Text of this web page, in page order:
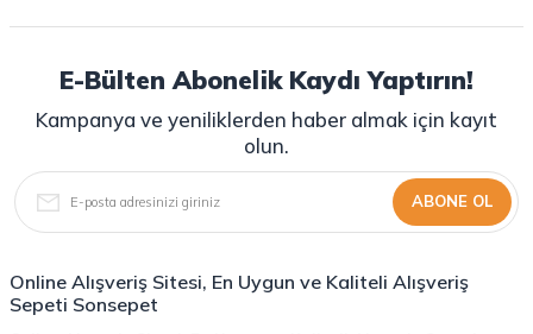
E-Bülten Abonelik Kaydı Yaptırın!
Kampanya ve yeniliklerden haber almak için kayıt
olun.
ABONE OL
Online Alışveriş Sitesi, En Uygun ve Kaliteli Alışveriş
Sepeti Sonsepet